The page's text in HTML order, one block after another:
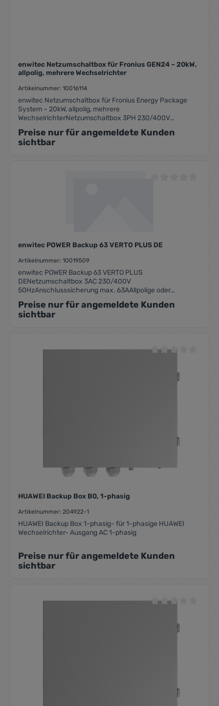
enwitec Netzumschaltbox für Fronius GEN24 – 20kW,
allpolig, mehrere Wechselrichter
Artikelnummer: 10016114
enwitec Netzumschaltbox für Fronius Energy Package
System – 20kW, allpolig, mehrere
WechselrichterNetzumschaltbox 3PH 230/400V
50HzPassend für:– Symo GEN24 6.0 Plus/8.0 Plus/10.0
Plus– für die Anwendung mit mehreren PV-
Wechselrichtern– Anschlusssicherung max. 63A-
Preise nur für angemeldete Kunden
sichtbar
enwitec POWER Backup 63 VERTO PLUS DE
Artikelnummer: 10019509
enwitec POWER Backup 63 VERTO PLUS
DENetzumschaltbox 3AC 230/400V
50HzAnschlusssicherung max. 63AAllpolige oder
dreipolige TrennungTN-C/TN-S oder TT-Netze; KEIN TN-C
Netz in der Kundenanlagepassend für:FRONIUS VERTO
PLUS 15.0/17.5/20.0/25.0/30.0/33.3
Preise nur für angemeldete Kunden
sichtbar
HUAWEI Backup Box B0, 1-phasig
Artikelnummer: 204922-1
HUAWEI Backup Box 1-phasig- für 1-phasige HUAWEI
Wechselrichter- Ausgang AC 1-phasig
Preise nur für angemeldete Kunden
sichtbar